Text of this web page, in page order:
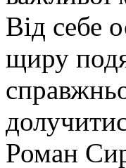
Від себе
щиру
Роман